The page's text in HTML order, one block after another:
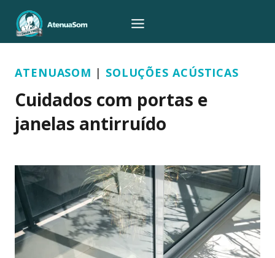
para
o
ATENUASOM | SOLUÇÕES ACÚSTICAS
Cuidados com portas e
janelas antirruído